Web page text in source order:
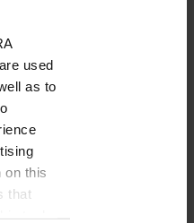
used
as to
on this
that
a otra denostada como
movimiento que
el intrincado diseño de
la experiencia de
de los
y expansiva de un
Pero no es algo que